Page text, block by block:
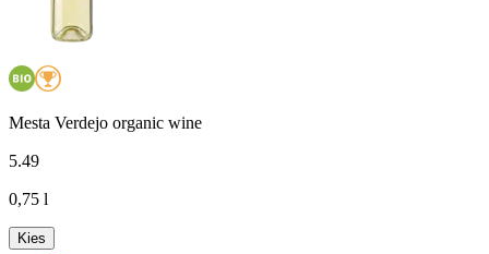
Mesta Verdejo organic wine
5.49
0,75 l
Kies